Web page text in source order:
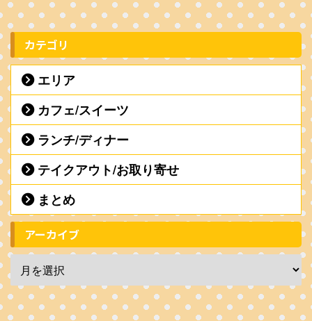
カテゴリ
エリア
カフェ/スイーツ
ランチ/ディナー
テイクアウト/お取り寄せ
まとめ
アーカイブ